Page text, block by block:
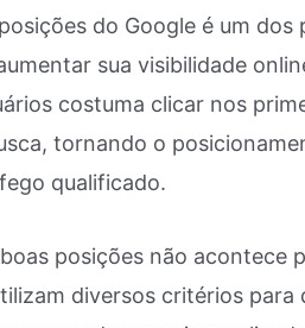
do Google é um
sua visibilidade
costuma clicar nos
tornando o
qualificado.
posições não acontece
diversos critérios para